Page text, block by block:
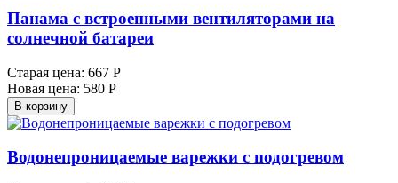
Панама с встроенными вентиляторами на
солнечной батареи
Старая цена: 667 Р
Новая цена: 580 Р
В корзину
Водонепроницаемые варежки с подогревом